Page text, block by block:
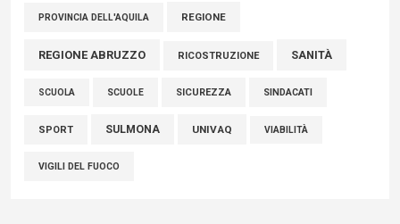
PROVINCIA DELL'AQUILA REGIONE
REGIONE ABRUZZO RICOSTRUZIONE SANITÀ
SCUOLA SCUOLE SICUREZZA SINDACATI
SPORT SULMONA UNIVAQ VIABILITÀ
VIGILI DEL FUOCO